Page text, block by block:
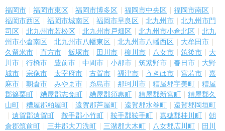
福岡市 福岡市東区 福岡市博多区 福岡市中央区
福岡市南区
福岡市西区
福岡市城南区 福岡市早良区 北九州市
北九州市門
司区
北九州市若松区 北九州市戸畑区 北九州市小倉北区
北九
州市小倉南区
北九州市八幡東区 北九州市八幡西区
大牟田市
久留米市
直方市 飯塚市 田川市 柳川市 八女市 筑後市
大
川市
行橋市 豊前市 中間市 小郡市 筑紫野市 春日市
大野
城市
宗像市 太宰府市 古賀市 福津市 うきは市 宮若市
嘉
麻市
朝倉市 みやま市 糸島市 那珂川市 糟屋郡宇美町
糟屋
郡篠栗町
糟屋郡志免町 糟屋郡須惠町 糟屋郡新宮町
糟屋郡久
山町
糟屋郡粕屋町 遠賀郡芦屋町 遠賀郡水巻町
遠賀郡岡垣町
遠賀郡遠賀町
鞍手郡小竹町 鞍手郡鞍手町 嘉穂郡桂川町
朝
倉郡筑前町
三井郡大刀洗町 三潴郡大木町 八女郡広川町
田川